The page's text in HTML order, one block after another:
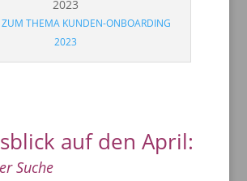
ZUM THEMA KUNDEN-ONBOARDING
2023
auf den April:
Suche